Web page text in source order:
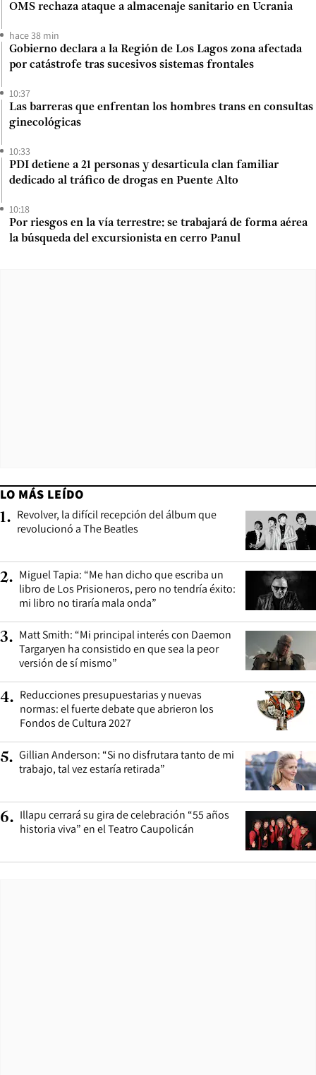
OMS rechaza ataque a almacenaje sanitario en Ucrania
hace 38 min
Gobierno declara a la Región de Los Lagos zona afectada
por catástrofe tras sucesivos sistemas frontales
10:37
Las barreras que enfrentan los hombres trans en consultas
ginecológicas
10:33
PDI detiene a 21 personas y desarticula clan familiar
dedicado al tráfico de drogas en Puente Alto
10:18
Por riesgos en la vía terrestre: se trabajará de forma aérea
la búsqueda del excursionista en cerro Panul
LO MÁS LEÍDO
1. Revolver, la difícil recepción del álbum que
revolucionó a The Beatles
2. Miguel Tapia: “Me han dicho que escriba un
libro de Los Prisioneros, pero no tendría éxito:
mi libro no tiraría mala onda”
3. Matt Smith: “Mi principal interés con Daemon
Targaryen ha consistido en que sea la peor
versión de sí mismo”
4. Reducciones presupuestarias y nuevas
normas: el fuerte debate que abrieron los
Fondos de Cultura 2027
5. Gillian Anderson: “Si no disfrutara tanto de mi
trabajo, tal vez estaría retirada”
6. Illapu cerrará su gira de celebración “55 años
historia viva” en el Teatro Caupolicán